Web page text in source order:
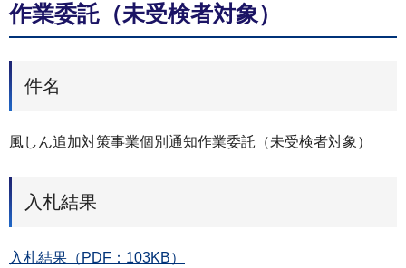
作業委託（未受検者対象）
件名
風しん追加対策事業個別通知作業委託（未受検者対象）
入札結果
入札結果（PDF：103KB）